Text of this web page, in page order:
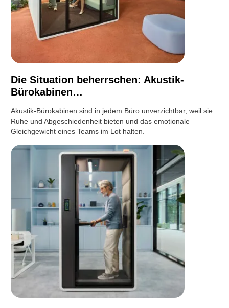
Die Situation beherrschen: Akustik-
Bürokabinen…
Akustik-Bürokabinen sind in jedem Büro unverzichtbar, weil sie
Ruhe und Abgeschiedenheit bieten und das emotionale
Gleichgewicht eines Teams im Lot halten.